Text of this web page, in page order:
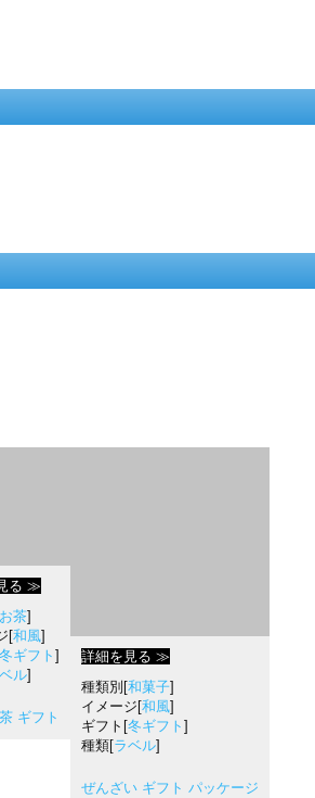
る ≫
お茶]
[和風]
冬ギフト ]
ル]
ギフト
詳細を見る ≫
種類別[和菓子]
イメージ[和風]
ギフト[冬ギフト ]
種類[ラベル]
ぜんざい ギフト パッケージ